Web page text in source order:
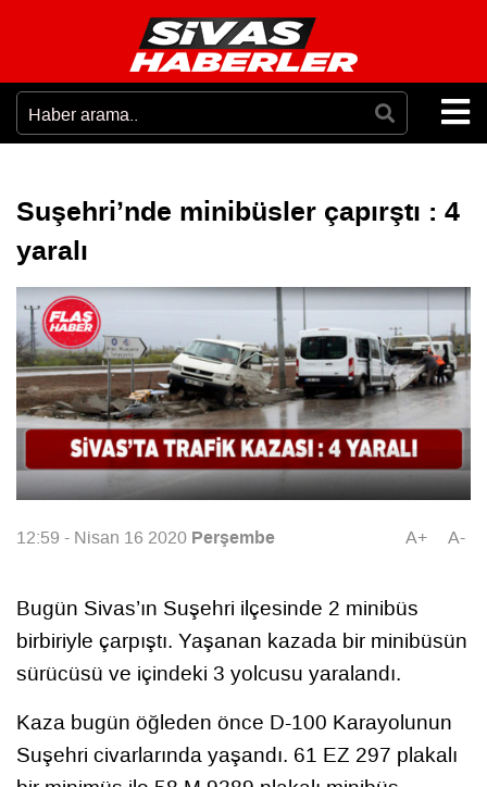
Suşehri’nde minibüsler çapırştı : 4
yaralı
12:59 - Nisan 16 2020 Perşembe A+ A-
Bugün Sivas’ın Suşehri ilçesinde 2 minibüs
birbiriyle çarpıştı. Yaşanan kazada bir minibüsün
sürücüsü ve içindeki 3 yolcusu yaralandı.
Kaza bugün öğleden önce D-100 Karayolunun
Suşehri civarlarında yaşandı. 61 EZ 297 plakalı